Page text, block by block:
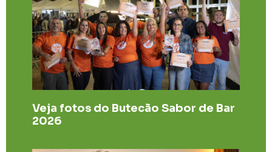
Veja fotos do Butecão Sabor de Bar
2026